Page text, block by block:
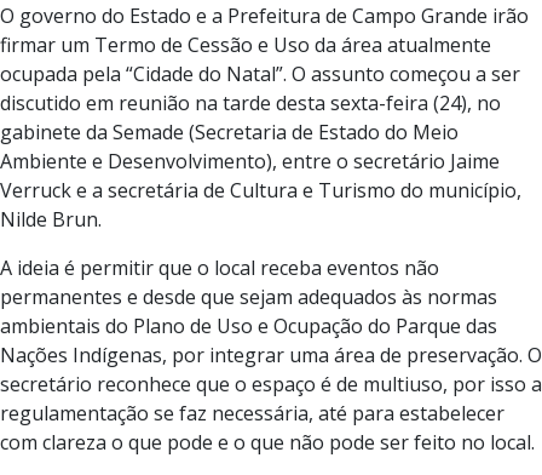
O governo do Estado e a Prefeitura de Campo Grande irão
firmar um Termo de Cessão e Uso da área atualmente
ocupada pela “Cidade do Natal”. O assunto começou a ser
discutido em reunião na tarde desta sexta-feira (24), no
gabinete da Semade (Secretaria de Estado do Meio
Ambiente e Desenvolvimento), entre o secretário Jaime
Verruck e a secretária de Cultura e Turismo do município,
Nilde Brun.
A ideia é permitir que o local receba eventos não
permanentes e desde que sejam adequados às normas
ambientais do Plano de Uso e Ocupação do Parque das
Nações Indígenas, por integrar uma área de preservação. O
secretário reconhece que o espaço é de multiuso, por isso a
regulamentação se faz necessária, até para estabelecer
com clareza o que pode e o que não pode ser feito no local.